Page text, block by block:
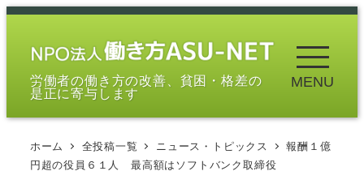
メ
労働者の働き方の改善、貧困・格差の
是正に寄与します
MENU
ホーム 全投稿一覧 ニュース・トピックス
報酬１億
円超の役員６１人 最高額はソフトバンク取締役